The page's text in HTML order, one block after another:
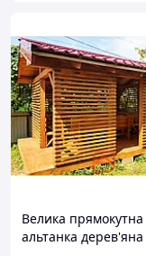
Велика прямокутна
альтанка дерев'яна